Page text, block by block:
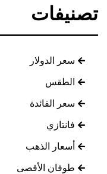
تصنيفات
سعر الدولار
الطقس
سعر الفائدة
فانتازي
أسعار الذهب
طوفان الأقصى